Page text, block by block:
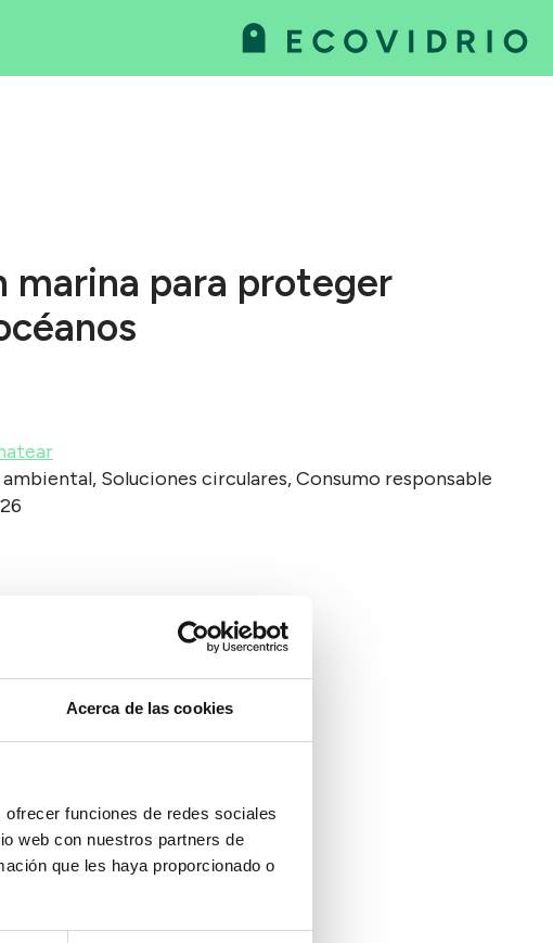
Acerca de las cookies
funciones de redes sociales
web con nuestros partners de
que les haya proporcionado o
marina para proteger
Soluciones circulares, Consumo responsable